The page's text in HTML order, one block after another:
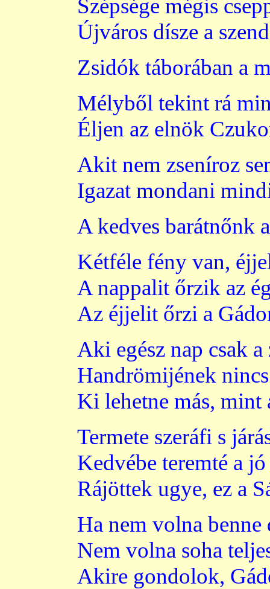
Szépsége mégis
Újváros dísze a
Zsidók táborában a
Mélyből tekint rá
Éljen az elnök
Akit nem zseníroz
Igazat mondani
A kedves barátnőnk
Kétféle fény van,
A nappalit őrzik az
Az éjjelit őrzi a
Aki egész nap csak
Handrömijének
Ki lehetne más,
Termete szeráfi s
Kedvébe teremté a
Rájöttek ugye, ez a
Ha nem volna benne
Nem volna soha
Akire gondolok,